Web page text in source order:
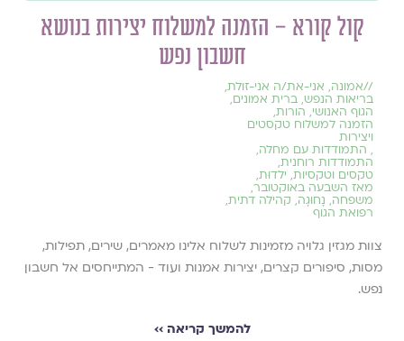
קול קורא – הזמנה למשלוח יצירות בנושא
חשבון נפש
//אמונה, אני-את/ה אני-זולת,
בריאות הנפש, ברית אמונים,
הגוף האנושי, הורות,
הזמנה למשלוח טקסטים
ויצירות
, התמודדות עם מחלה,
התמודדות רוחנית,
טקסים וטקסיות, ילדוּת,
מאז השבעה באוקטובר,
משפחה, נָחוּגָה, קהילה דתית,
רפואת הגוף
צוות מגזין גלויה מזמינות לשלוח אלינו מאמרים, שירים, תפילות,
מסות, סיפורים קצרים, יצירות אמנות ועוד - המתייחסים אל חשבון
נפש.
להמשך קריאה ››